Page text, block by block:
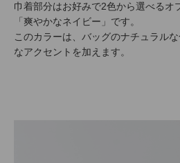
巾着部分はお好みで2色から選べるオ
「爽やかなネイビー」です。
このカラーは、バッグのナチュラル
なアクセントを加えます。